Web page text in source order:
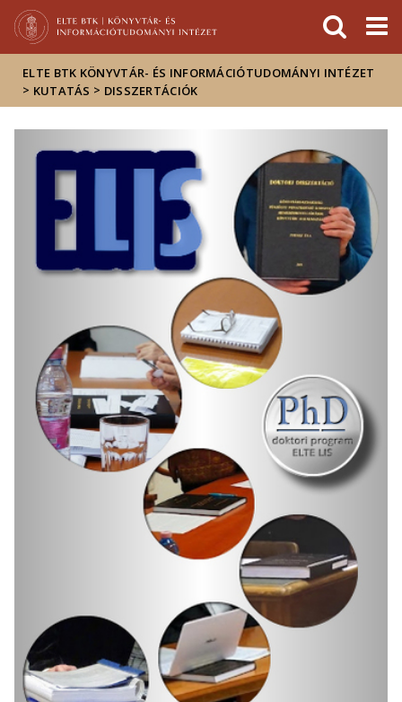
Hírek
Események
ELTE a
sajtóban
ELTE BTK KÖNYVTÁR- ÉS INFORMÁCIÓTUDOMÁNYI INTÉZET
> KUTATÁS > DISSZERTÁCIÓK